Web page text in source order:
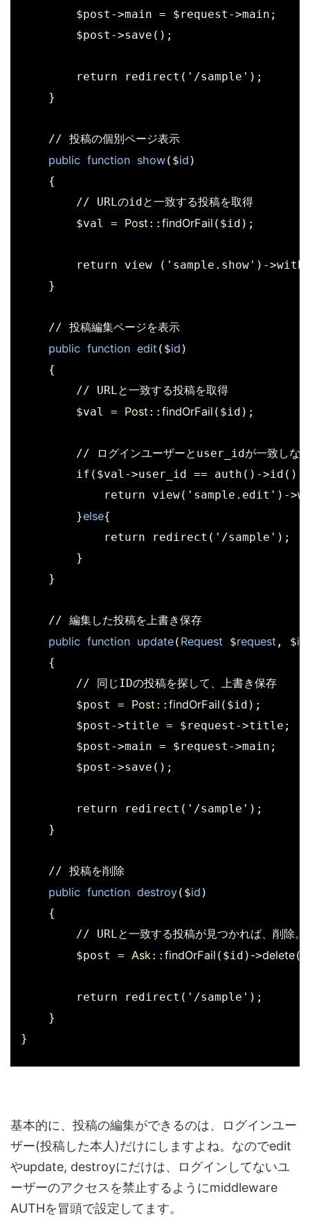
        $post->main = $request->main;
        $post->save();
        return redirect('/sample');
    }
    // 投稿の個別ページ表示
public function show($id )
    {
        // URLのidと一致する投稿を取得
        $val =
Post:: findOrFail ($id);
return view ('sample.show')-
    }
    // 投稿編集ページを表示
public function edit($id )
    {
        // URLと一致する投稿を取得
        $val =
Post:: findOrFail ($id);
// ログインユーザーとuser_idが一致しな
if($val->user_id == auth()-
return view('sample.edit')-
        }
else{
            return redirect('/sample');
        }
    }
    // 編集した投稿を上書き保存
public function update( Request $request , $id
    {
        // 同じIDの投稿を探して、上書き保存
        $post =
Post:: findOrFail ($id);
        $post->title = $request->title;
        $post->main = $request->main;
        $post->save();
        return redirect('/sample');
    }
    // 投稿を削除
public function destroy($id )
    {
        // URLと一致する投稿が見つかれば、削除。
        $post =
Ask:: findOrFail ($id) ->delete
        return redirect('/sample');
    }
}
基本的に、投稿の編集ができるのは、ログインユー
ザー(投稿した本人)だけにしますよね。なのでedit
やupdate, destroyにだけは、ログインしてないユ
ーザーのアクセスを禁止するようにmiddleware
AUTHを冒頭で設定してます。